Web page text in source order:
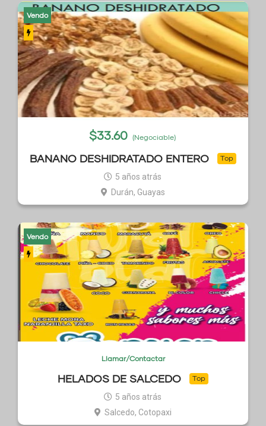
Vendo
$33.60 (Negociable)
BANANO DESHIDRATADO ENTERO Top
5 años atrás
Durán, Guayas
Vendo
Llamar/Contactar
HELADOS DE SALCEDO Top
5 años atrás
Salcedo, Cotopaxi